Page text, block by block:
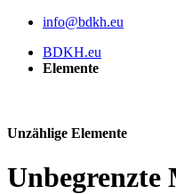
info@bdkh.eu
BDKH.eu
Elemente
Unzählige Elemente
Unbegrenzte